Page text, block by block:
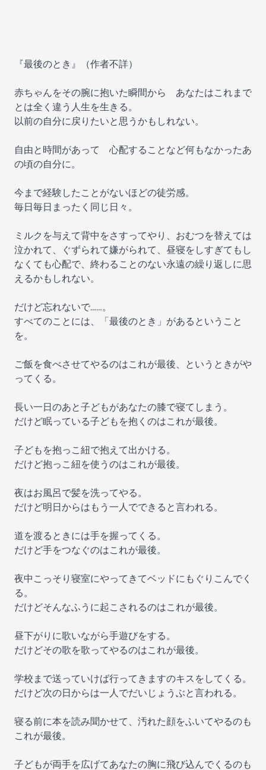
『最後のとき』（作者不詳）
赤ちゃんをその腕に抱いた瞬間から あなたはこれまで
とは全く違う人生を生きる。
以前の自分に戻りたいと思うかもしれない。
自由と時間があって 心配することなど何もなかったあ
の頃の自分に。
今まで経験したことがないほどの徒労感。
毎日毎日まったく同じ日々。
ミルクを与えて背中をさすってやり、おむつを替えては
泣かれて、ぐずられて嫌がられて、昼寝をしすぎてもし
なくても心配で、終わることのない永遠の繰り返しに思
えるかもしれない。
だけど忘れないで……。
すべてのことには、「最後のとき」があるということ
を。
ご飯を食べさせてやるのはこれが最後、というときがや
ってくる。
長い一日のあと子どもがあなたの膝で寝てしまう。
だけど眠っている子どもを抱くのはこれが最後。
子どもを抱っこ紐で抱えて出かける。
だけど抱っこ紐を使うのはこれが最後。
夜はお風呂で髪を洗ってやる。
だけど明日からはもう一人でできると言われる。
道を渡るときには手を握ってくる。
だけど手をつなぐのはこれが最後。
夜中こっそり寝室にやってきてベッドにもぐりこんでく
る。
だけどそんなふうに起こされるのはこれが最後。
昼下がりに歌いながら手遊びをする。
だけどその歌を歌ってやるのはこれが最後。
学校まで送っていけば行ってきますのキスをしてくる。
だけど次の日からは一人でだいじょうぶと言われる。
寝る前に本を読み聞かせて、汚れた顔をふいてやるのも
これが最後。
子どもが両手を広げてあなたの胸に飛び込んでくるのも